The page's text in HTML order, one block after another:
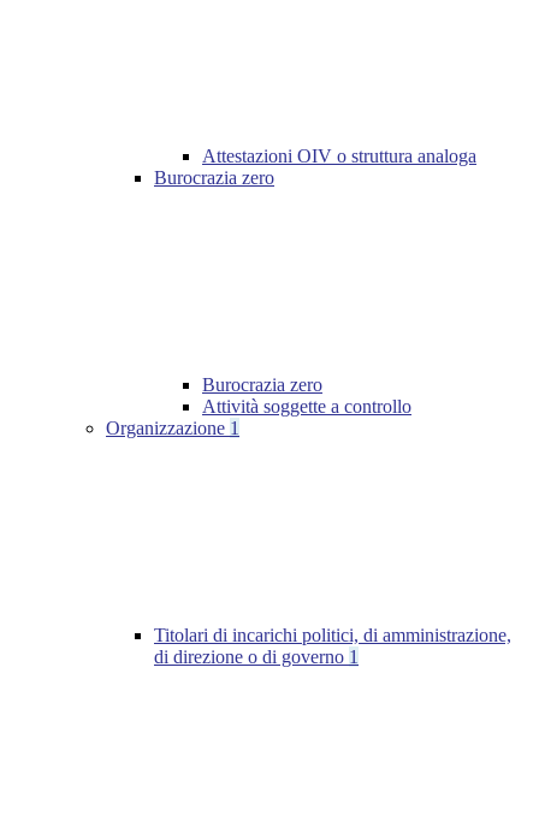
Attestazioni OIV o struttura analoga
Burocrazia zero
Burocrazia zero
Attività soggette a controllo
Organizzazione 1
Titolari di incarichi politici, di amministrazione,
di direzione o di governo 1